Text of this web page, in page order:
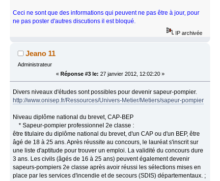
Ceci ne sont que des informations qui peuvent ne pas être à jour, pour
ne pas poster d'autres discutions il est bloqué.
IP archivée
Jeano 11
Administrateur
« Réponse #3 le: 27 janvier 2012, 12:02:20 »
Divers niveaux d'études sont possibles pour devenir sapeur-pompier.
http://www.onisep.fr/Ressources/Univers-Metier/Metiers/sapeur-pompier
Niveau diplôme national du brevet, CAP-BEP
* Sapeur-pompier professionnel 2e classe :
être titulaire du diplôme national du brevet, d'un CAP ou d'un BEP, être
âgé de 18 à 25 ans. Après réussite au concours, le lauréat s'inscrit sur
une liste d'aptitude pour trouver un emploi. La validité du concours dure
3 ans. Les civils (âgés de 16 à 25 ans) peuvent également devenir
sapeurs-pompiers 2e classe après avoir réussi les sélections mises en
place par les services d'incendie et de secours (SDIS) départementaux. ;